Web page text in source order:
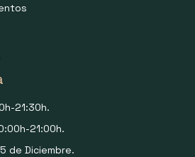
21:30h.
21:00h.
de Diciembre.